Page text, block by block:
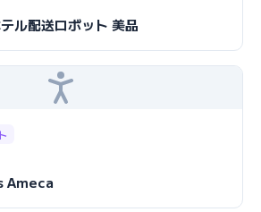
ル配送ロボット 美品
Ameca